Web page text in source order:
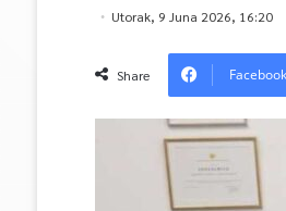
Utorak, 9 Juna 2026, 16:20
Share Facebook